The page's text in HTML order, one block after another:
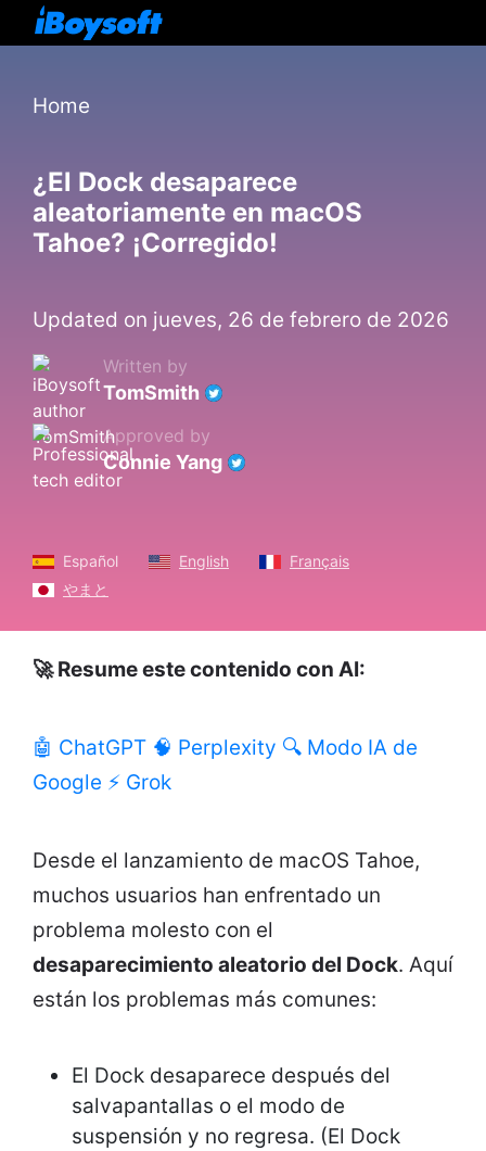
Home
¿El Dock desaparece
aleatoriamente en macOS
Tahoe? ¡Corregido!
Updated on jueves, 26 de febrero de 2026
Written by
TomSmith
Approved by
Connie Yang
Español English
Français
やまと
🚀 Resume este contenido con AI:
🤖 ChatGPT 🧠 Perplexity 🔍 Modo IA de
Google ⚡ Grok
Desde el lanzamiento de macOS Tahoe,
muchos usuarios han enfrentado un
problema molesto con el
desaparecimiento aleatorio del Dock. Aquí
están los problemas más comunes:
El Dock desaparece después del
salvapantallas o el modo de
suspensión y no regresa. (El Dock